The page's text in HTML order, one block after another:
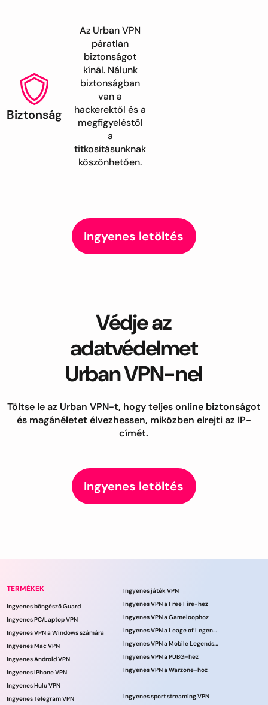
Biztonság
Az Urban VPN
páratlan
biztonságot
kínál. Nálunk
biztonságban
van a
hackerektől és a
megfigyeléstől
a
titkosításunknak
köszönhetően.
Ingyenes letöltés
Védje az
adatvédelmet
Urban VPN-nel
Töltse le az Urban VPN-t, hogy teljes online biztonságot
és magánéletet élvezhessen, miközben elrejti az IP-
címét.
Ingyenes letöltés
TERMÉKEK
Ingyenes böngésző Guard
Ingyenes PC/Laptop VPN
Ingyenes VPN a Windows számára
Ingyenes Mac VPN
Ingyenes Android VPN
Ingyenes IPhone VPN
Ingyenes Hulu VPN
Ingyenes Telegram VPN
Ingyenes játék VPN
Ingyenes VPN a Free Fire-hez
Ingyenes VPN a Gameloophoz
Ingyenes VPN a Leage of Legends játékhoz
Ingyenes VPN a Mobile Legends számára
Ingyenes VPN a PUBG-hez
Ingyenes VPN a Warzone-hoz
Ingyenes sport streaming VPN